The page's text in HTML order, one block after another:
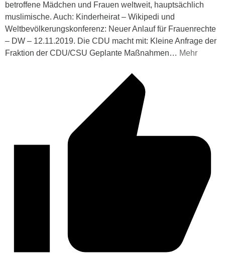
betroffene Mädchen und Frauen weltweit, hauptsächlich
muslimische. Auch: Kinderheirat – Wikipedi und
Weltbevölkerungskonferenz: Neuer Anlauf für Frauenrechte
– DW – 12.11.2019. Die CDU macht mit: Kleine Anfrage der
Fraktion der CDU/CSU Geplante Maßnahmen… Mehr